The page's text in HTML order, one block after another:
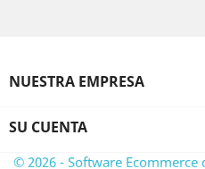
NUESTRA EMPRESA
SU CUENTA
© 2026 - Software